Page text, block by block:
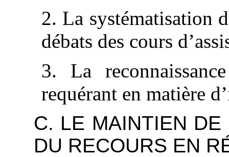
2. La systématisation
débats des cours
3. La
requérant en matière
C. LE MAINTIEN DE
DU RECOURS EN